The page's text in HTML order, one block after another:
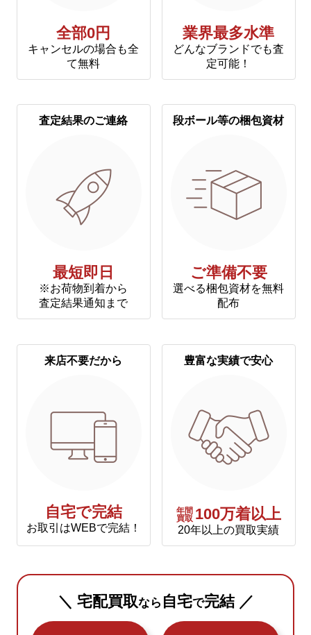
全部0円
キャンセルの場合も全
て無料
業界最多水準
どんなブランドでも査
定可能！
査定結果のご連絡
最短即日
※お荷物到着から
査定結果通知まで
段ボール等の梱包資材
ご準備不要
選べる梱包資材を無料
配布
来店不要だから
自宅で完結
お取引はWEBで完結！
豊富な実績で安心
年間
買取 100万着以上
20年以上の買取実績
＼ 宅配買取なら 自宅で完結 ／